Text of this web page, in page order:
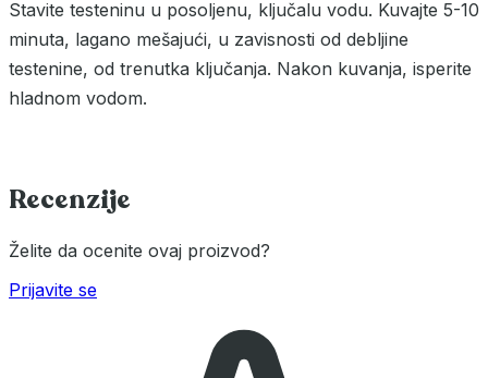
Stavite testeninu u posoljenu, ključalu vodu. Kuvajte 5-10
minuta, lagano mešajući, u zavisnosti od debljine
testenine, od trenutka ključanja. Nakon kuvanja, isperite
hladnom vodom.
Recenzije
Želite da ocenite ovaj proizvod?
Prijavite se